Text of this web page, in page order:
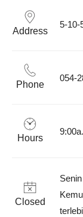
Address
5-10-
Phone
054-
Hours
Closed